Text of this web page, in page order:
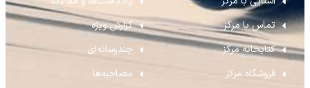
تماس با مرکز
کتابخانه مرکز
فروشگاه مرکز
گزارش ویژه
چندرسانه‌ای
مصاحبه‌ها